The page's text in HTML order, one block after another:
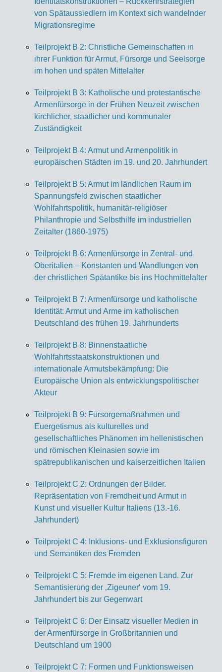
von Spätaussiedlern im Kontext sich wandelnder
Migrationsregime
Teilprojekt B 2: Christliche Gemeinschaften in
ihrer Funktion für Armut, Fürsorge und Seelsorge
im hohen und späten Mittelalter
Teilprojekt B 3: Katholische und protestantische
Armenfürsorge in der Frühen Neuzeit zwischen
kirchlicher, staatlicher und kommunaler
Zuständigkeit
Teilprojekt B 4: Armut und Armenpolitik in
europäischen Städten im 19. und 20. Jahrhundert
Teilprojekt B 5: Armut im ländlichen Raum im
Spannungsfeld zwischen staatlicher
Wohlfahrtspolitik, humanitär-religiöser
Philanthropie und Selbsthilfe im industriellen
Zeitalter (1860-1975)
Teilprojekt B 6: Armenfürsorge in Zentral- und
Oberitalien – Konstanten und Wandlungen von
der christlichen Spätantike bis ins Hochmittelalter
Teilprojekt B 7: Armenfürsorge und katholische
Identität: Armut und Arme im katholischen
Deutschland des frühen 19. Jahrhunderts
Teilprojekt B 8: Binnenstaatliche
Wohlfahrtsstaatskonstruktionen und
internationale Armutsbekämpfung: Die
Europäische Union als entwicklungspolitischer
Akteur
Teilprojekt B 9: Fürsorgemaßnahmen und
Euergetismus als kulturelles und
gesellschaftliches Phänomen im hellenistischen
und römischen Kleinasien sowie im
spätrepublikanischen und kaiserzeitlichen Italien
Teilprojekt C 2: Ordnungen der Bilder.
Repräsentation von Fremdheit und Armut in
Kunst und visueller Kultur Italiens (13.-16.
Jahrhundert)
Teilprojekt C 4: Inklusions- und Exklusionsfiguren
und Semantiken des Fremden
Teilprojekt C 5: Fremde im eigenen Land. Zur
Semantisierung der ‚Zigeuner‘ vom 19.
Jahrhundert bis zur Gegenwart
Teilprojekt C 6: Der Einsatz visueller Medien in
der Armenfürsorge in Großbritannien und
Deutschland um 1900
Teilprojekt C 7: Formen und Funktionsweisen